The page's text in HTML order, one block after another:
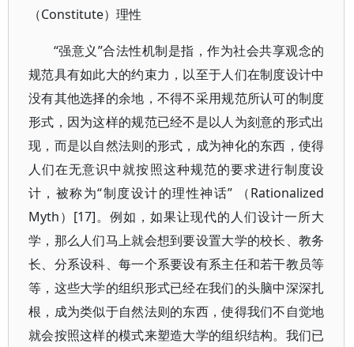
（Constitute）理性
“强意义”合法性机制是指，作为社会共享观念的
规范具有如此大的约束力，以至于人们在制度设计中
没有其他选择的余地，不得不采用规范所认可的制度
形式，因为这样的规范已经不是以人为刻意的形式出
现，而是以自然法则的形式，成为神化的东西，使得
人们在无意识中就按照这种规范的要求进行制度设
计，被称为“制度设计的理性神话” （Rationalized
Myth）[17]。例如，如果让现代的人们设计一所大
学，那么人们马上就会想到要设置大学的校长、教务
长、分系设科、每一个系要设有系主任和若干教员等
等，这些大学的组织形式已经在我们的头脑中深深扎
根，成为类似于自然法则的东西，使得我们不自觉地
就会按照这样的模式来塑造大学的组织结构。我们已